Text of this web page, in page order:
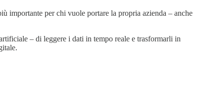
importante per chi vuole portare la propria azienda – anche
– di leggere i dati in tempo reale e trasformarli in